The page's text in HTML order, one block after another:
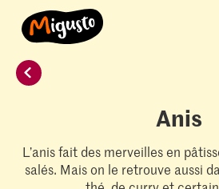
Anis
L’anis fait des merveilles en
salés. Mais on le retrouve aussi